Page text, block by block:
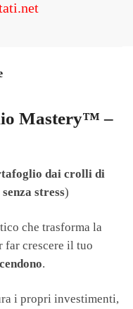
Mastery™ –
dai crolli di
stress)
che trasforma la
far crescere il tuo
.
i propri investimenti,